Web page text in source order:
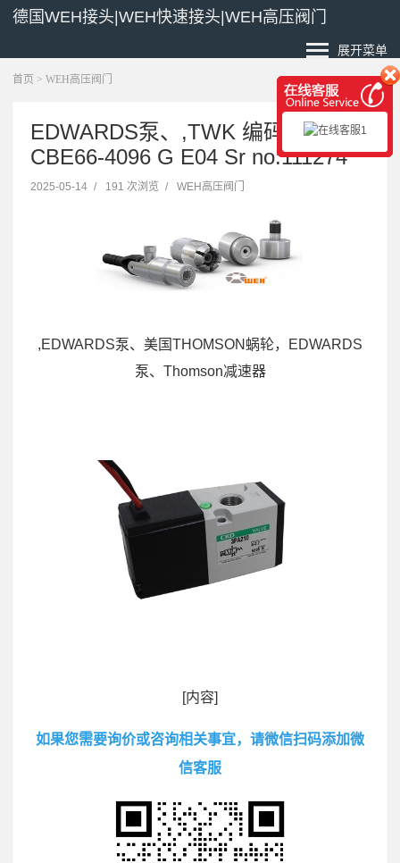
德国WEH接头|WEH快速接头|WEH高压阀门
展开菜单
首页 > WEH高压阀门
EDWARDS泵、,TWK 编码器
CBE66-4096 G E04 Sr no:111274
2025-05-14 / 191 次浏览 / WEH高压阀门
,EDWARDS泵、美国THOMSON蜗轮，EDWARDS
泵、Thomson减速器
[内容]
如果您需要询价或咨询相关事宜，请微信扫码添加微
信客服